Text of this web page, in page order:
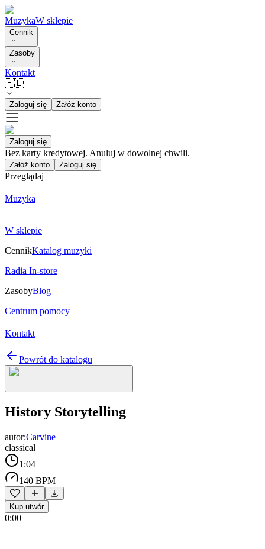
MuzykaW sklepie
Cennik
Zasoby
Kontakt
🇵🇱
Zaloguj się Załóż konto
Zaloguj się
Bez karty kredytowej. Anuluj w dowolnej chwili.
Załóż konto Zaloguj się
Przeglądaj
Muzyka
W sklepie
CennikKatalog muzyki
Radia In-store
ZasobyBlog
Centrum pomocy
Kontakt
Powrót do katalogu
History Storytelling
autor:Carvine
classical
1:04
140 BPM
Kup utwór
0:00